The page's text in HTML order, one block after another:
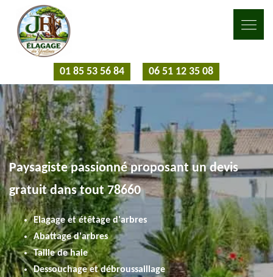
01 85 53 56 84 06 51 12 35 08
Paysagiste passionné proposant un devis
gratuit dans tout 78660
Elagage et étêtage d'arbres
Abattage d'arbres
Taille de haie
Dessouchage et débroussaillage